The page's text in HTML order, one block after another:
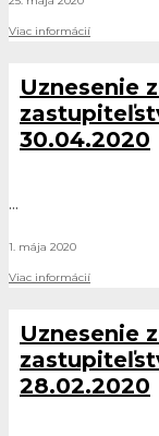
Viac informácií
Uznesenie
30.04.2020
...
1. mája 2020
Viac informácií
Uznesenie
28.02.2020